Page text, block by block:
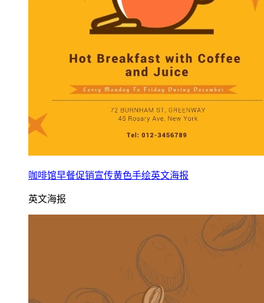
咖啡馆早餐促销宣传黄色手绘英文海报
英文海报